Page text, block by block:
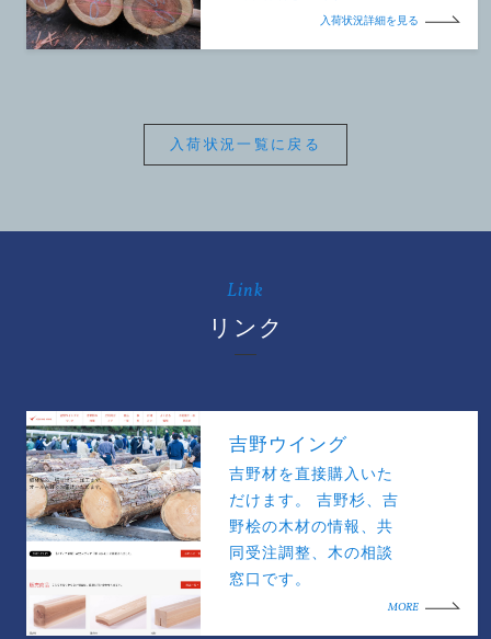
入荷状況詳細を見る
入荷状況一覧に戻る
Link
リンク
吉野ウイング
吉野材を直接購入いた
だけます。 吉野杉、吉
野桧の木材の情報、共
同受注調整、木の相談
窓口です。
MORE